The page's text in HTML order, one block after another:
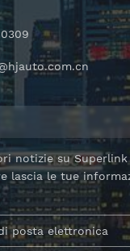
notizie su
lascia le tue